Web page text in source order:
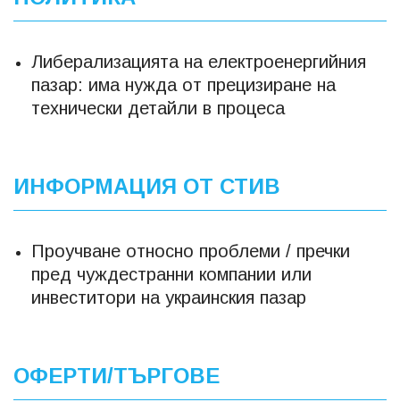
Либерализацията на електроенергийния
пазар: има нужда от прецизиране на
технически детайли в процеса
ИНФОРМАЦИЯ ОТ СТИВ
Проучване относно проблеми / пречки
пред чуждестранни компании или
инвеститори на украинския пазар
ОФЕРТИ/ТЪРГОВЕ